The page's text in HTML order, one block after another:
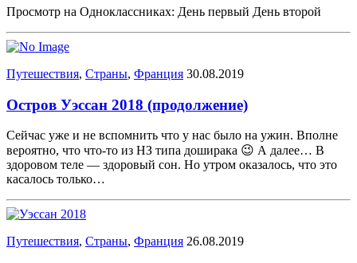
Просмотр на Одноклассниках: День первый День второй
Путешествия, Страны, Франция 30.08.2019
Остров Уэссан 2018 (продолжение)
Сейчас уже и не вспомнить что у нас было на ужин. Вполне
вероятно, что что-то из НЗ типа доширака 😉 А далее… В
здоровом теле — здоровый сон. Но утром оказалось, что это
касалось только…
Путешествия, Страны, Франция 26.08.2019